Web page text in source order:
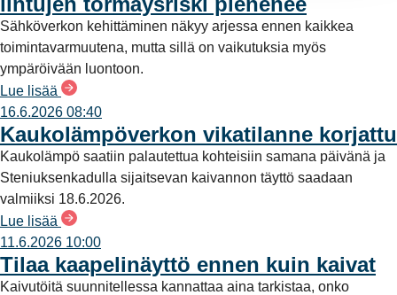
Sähköverkon kehittäminen näkyy arjessa ennen kaikkea
toimintavarmuutena, mutta sillä on vaikutuksia myös
ympäröivään luontoon.
Lue lisää
16.6.2026 08:40
Kaukolämpöverkon vikatilanne korjattu
Kaukolämpö saatiin palautettua kohteisiin samana päivänä ja
Steniuksenkadulla sijaitsevan kaivannon täyttö saadaan
valmiiksi 18.6.2026.
Lue lisää
11.6.2026 10:00
Tilaa kaapelinäyttö ennen kuin kaivat
Kaivutöitä suunnitellessa kannattaa aina tarkistaa, onko